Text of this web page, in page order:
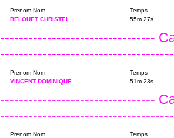
Prenom Nom
Temps
BELOUET CHRISTEL 55m 27s
Prenom Nom
Temps
VINCENT DOMINIQUE 51m 23s
Prenom Nom
Temps